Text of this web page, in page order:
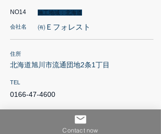
NO14 施工地域：北海道
会社名 ㈲Ｅフォレスト
住所
北海道旭川市流通団地2条1丁目
TEL
0166-47-4600
Contact now